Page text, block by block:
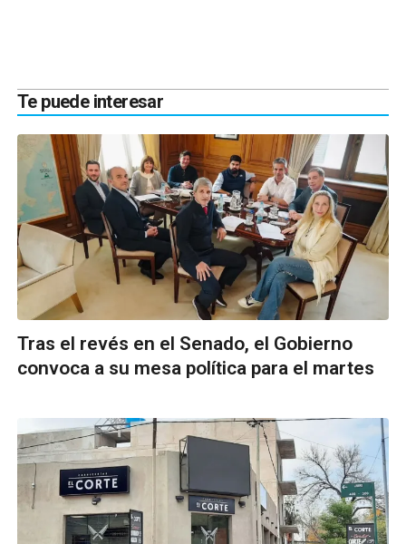
Te puede interesar
Tras el revés en el Senado, el Gobierno
convoca a su mesa política para el martes